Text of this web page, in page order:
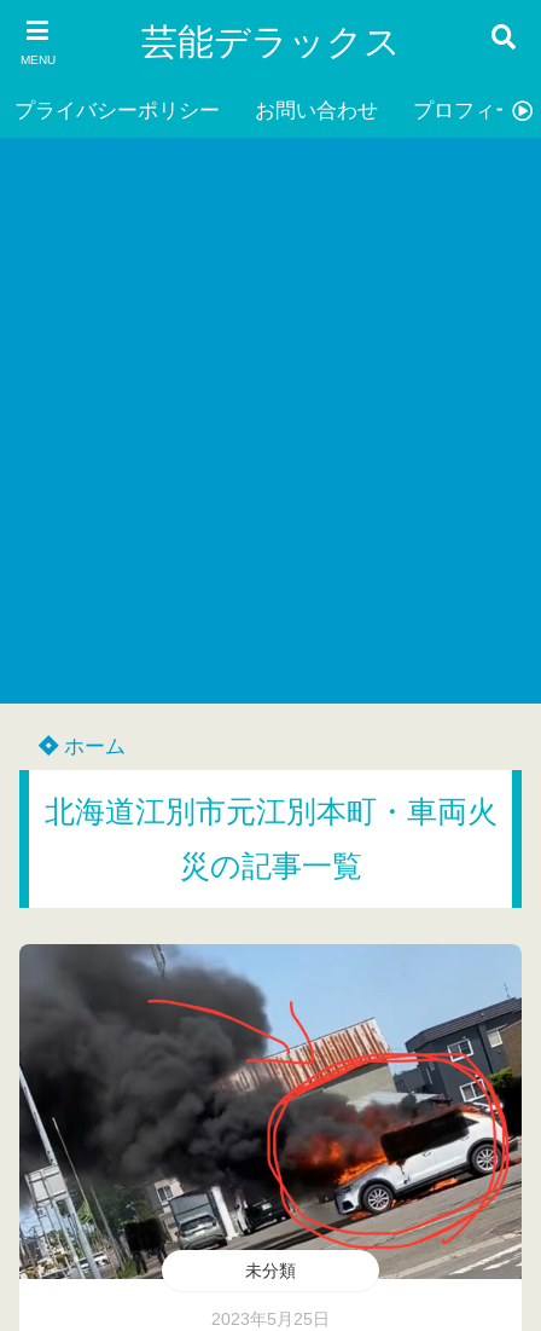
MENU 芸能デラックス
プライバシーポリシー お問い合わせ プロフィール
ホーム
北海道江別市元江別本町・車両火
災の記事一覧
未分類
2023年5月25日